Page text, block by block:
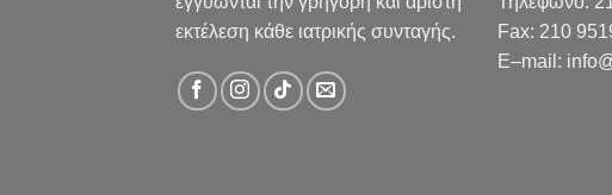
εκτέλεση κάθε ιατρικής συνταγής.
Fax: 210
E–mail :